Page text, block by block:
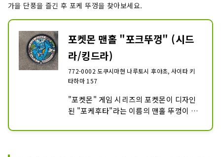
가을 단풍을 즐긴 후 포케 뚜껑을 찾아보세요.
포켓몬 맨홀 "포크뚜껑" (시드
라/킹드라)
772-0002 도쿠시마현 나루토시 후야초, 사이타 키
타하마 157
"포켓몬" 게임 시리즈의 포켓몬이 디자인
된 "포케후타"라는 이름의 맨홀 뚜껑이 나
직경은 약 63센티미터, 무게는 약 45킬로